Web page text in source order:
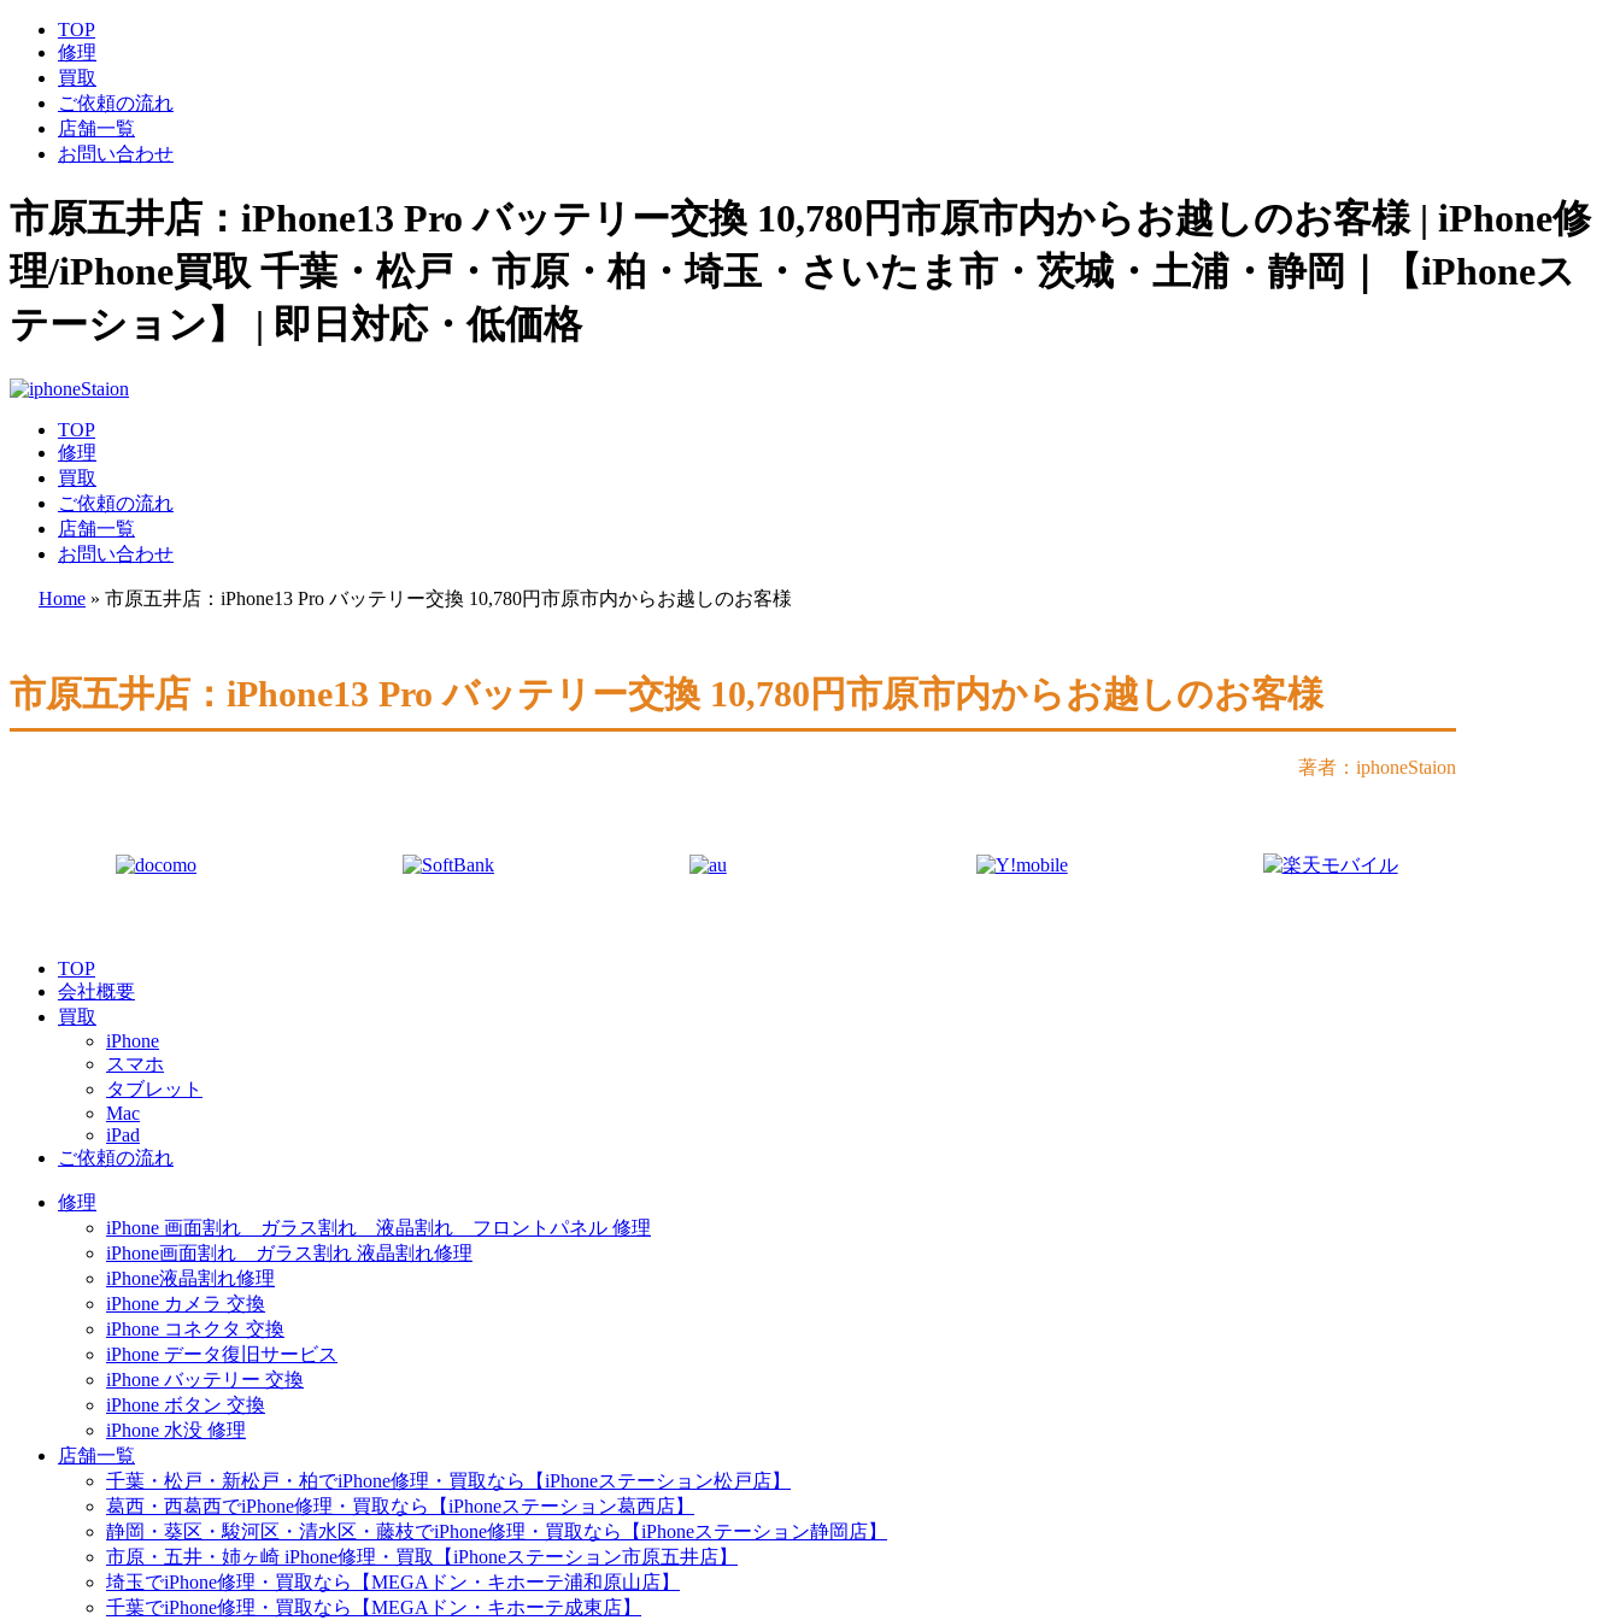
TOP
修理
買取
ご依頼の流れ
店舗一覧
お問い合わせ
市原五井店：iPhone13 Pro バッテリー交換 10,780円市原市内からお越しのお客様 | iPhone修
理/iPhone買取 千葉・松戸・市原・柏・埼玉・さいたま市・茨城・土浦・静岡｜【iPhoneス
テーション】 | 即日対応・低価格
TOP
修理
買取
ご依頼の流れ
店舗一覧
お問い合わせ
Home » 市原五井店：iPhone13 Pro バッテリー交換 10,780円市原市内からお越しのお客様
市原五井店：iPhone13 Pro バッテリー交換 10,780円市原市内からお越しのお客様
著者：iphoneStaion
TOP
会社概要
買取
iPhone
スマホ
タブレット
Mac
iPad
ご依頼の流れ
修理
iPhone 画面割れ ガラス割れ 液晶割れ フロントパネル 修理
iPhone画面割れ ガラス割れ 液晶割れ修理
iPhone液晶割れ修理
iPhone カメラ 交換
iPhone コネクタ 交換
iPhone データ復旧サービス
iPhone バッテリー 交換
iPhone ボタン 交換
iPhone 水没 修理
店舗一覧
千葉・松戸・新松戸・柏でiPhone修理・買取なら【iPhoneステーション松戸店】
葛西・西葛西でiPhone修理・買取なら【iPhoneステーション葛西店】
静岡・葵区・駿河区・清水区・藤枝でiPhone修理・買取なら【iPhoneステーション静岡店】
市原・五井・姉ヶ崎 iPhone修理・買取【iPhoneステーション市原五井店】
埼玉でiPhone修理・買取なら【MEGAドン・キホーテ浦和原山店】
千葉でiPhone修理・買取なら【MEGAドン・キホーテ成東店】